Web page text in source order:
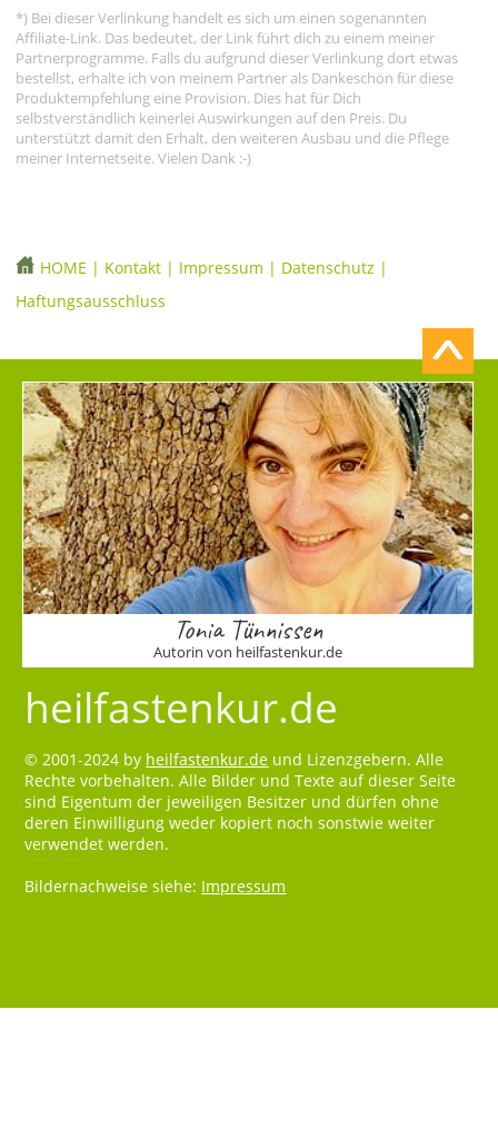
*) Bei dieser Verlinkung handelt es sich um einen sogenannten
Affiliate-Link. Das bedeutet, der Link führt dich zu einem meiner
Partnerprogramme. Falls du aufgrund dieser Verlinkung dort etwas
bestellst, erhalte ich von meinem Partner als Dankeschön für diese
Produktempfehlung eine Provision. Dies hat für Dich
selbstverständlich keinerlei Auswirkungen auf den Preis. Du
unterstützt damit den Erhalt, den weiteren Ausbau und die Pflege
meiner Internetseite. Vielen Dank :-)
HOME | Kontakt | Impressum | Datenschutz |
Haftungsausschluss
Tonia Tünnissen
Autorin von heilfastenkur.de
heilfastenkur.de
© 2001-2024 by heilfastenkur.de und Lizenzgebern. Alle
Rechte vorbehalten. Alle Bilder und Texte auf dieser Seite
sind Eigentum der jeweiligen Besitzer und dürfen ohne
deren Einwilligung weder kopiert noch sonstwie weiter
verwendet werden.
Bildernachweise siehe: Impressum